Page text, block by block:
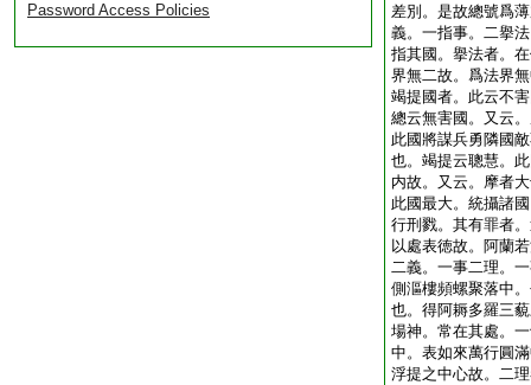
Password Access Policies
差別。是故總號爲
義。一指事。二擧
指其國。擧法者。
界無二故。爲法界
竭提國者。此云不
總云無害國。又云
此國將謀兵勇隣國
也。竭提云聰慧。
内故。又云。摩者
此國最大。統攝諸
行刑戮。其有罪者
以處表徳故。阿蘭
二義。一事二理。
側漚樓頻螺聚落中
也。得阿耨多羅三
場神。常在其處。
中。表如來萬行圓
浮提之中心故。二